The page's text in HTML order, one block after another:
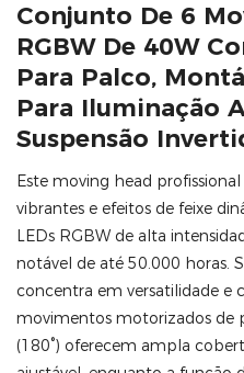
Conjunto De 6
RGBW De 40W
Para Palco,
Para Iluminação
Suspensão
Este moving head
vibrantes e efeitos de feixe
LEDs RGBW de alta
notável de até 50.000 horas.
concentra em versatilidade e
movimentos motorizados de
(180°) oferecem ampla